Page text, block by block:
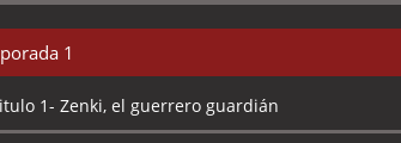
1
1- Zenki, el guerrero guardián